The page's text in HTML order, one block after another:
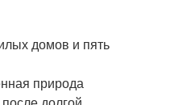
домов и пять
природа